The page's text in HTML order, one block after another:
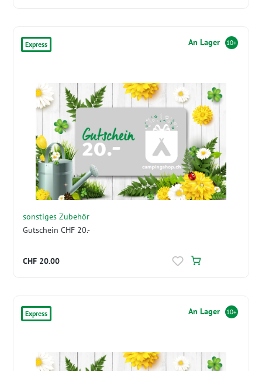
Express An Lager 10+
sonstiges Zubehör
Gutschein CHF 20.-
CHF 20.00
Express An Lager 10+